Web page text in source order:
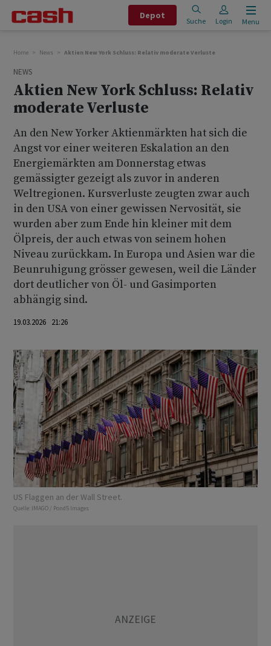
Depot
Suche Login Menu
Home News Aktien New York Schluss: Relativ moderate Verluste
NEWS
Aktien New York Schluss: Relativ
moderate Verluste
An den New Yorker Aktienmärkten hat sich die
Angst vor einer weiteren Eskalation an den
Energiemärkten am Donnerstag etwas
gemässigter gezeigt als zuvor in anderen
Weltregionen. Kursverluste zeugten zwar auch
in den USA von einer gewissen Nervosität, sie
wurden aber zum Ende hin kleiner mit dem
Ölpreis, der auch etwas von seinem hohen
Niveau zurückkam. In Europa und Asien war die
Beunruhigung grösser gewesen, weil die Länder
dort deutlicher von Öl- und Gasimporten
abhängig sind.
19.03.2026 21:26
US Flaggen an der Wall Street.
Quelle: IMAGO / Pond5 Images